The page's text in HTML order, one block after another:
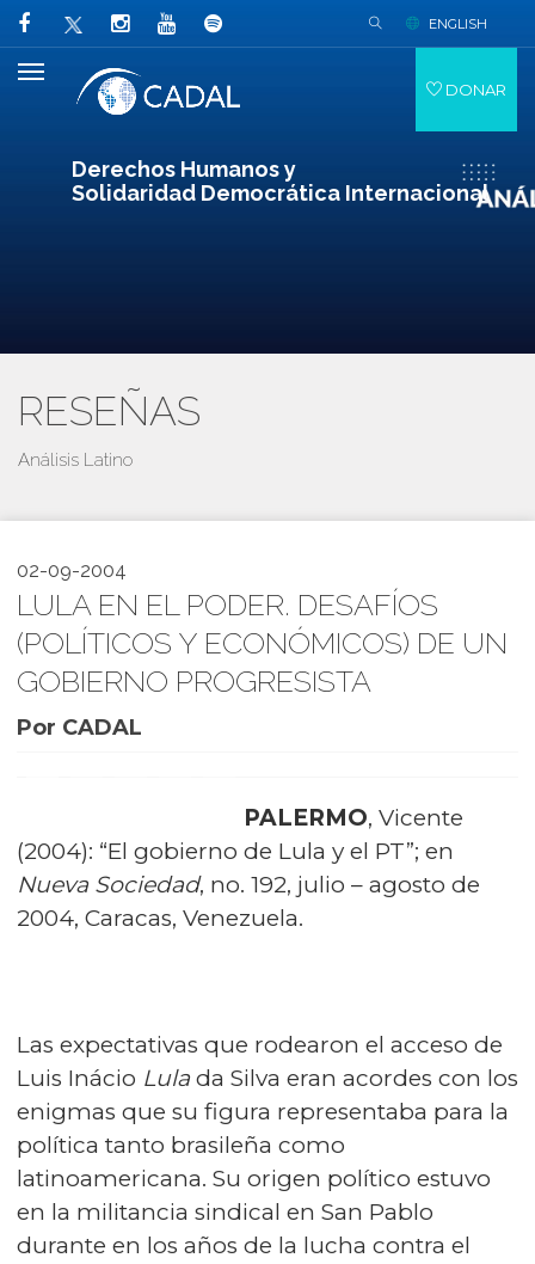
Derechos Humanos y
Solidaridad Democrática Internacional
ENGLISH
DONAR
RESEÑAS
Análisis Latino
02-09-2004
LULA EN EL PODER. DESAFÍOS
(POLÍTICOS Y ECONÓMICOS) DE UN
GOBIERNO PROGRESISTA
Por CADAL
PALERMO, Vicente
(2004): “El gobierno de Lula y el PT”; en
Nueva Sociedad, no. 192, julio – agosto de
2004, Caracas, Venezuela.
Las expectativas que rodearon el acceso de
Luis Inácio Lulada Silva eran acordes con los
enigmas que su figura representaba para la
política tanto brasileña como
latinoamericana. Su origen político estuvo
en la militancia sindical en San Pablo
durante en los años de la lucha contra el